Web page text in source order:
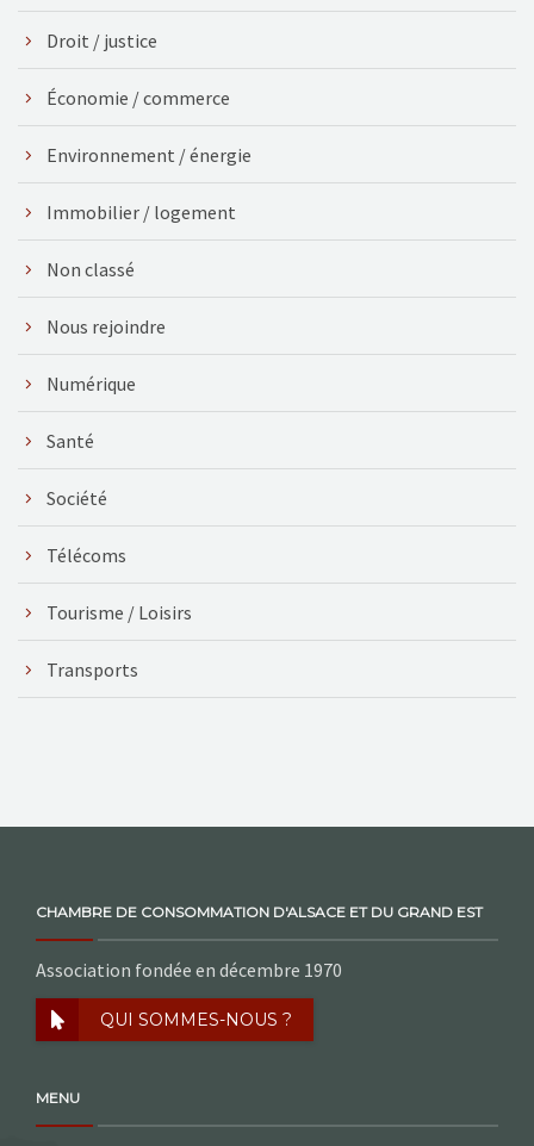
Droit / justice
Économie / commerce
Environnement / énergie
Immobilier / logement
Non classé
Nous rejoindre
Numérique
Santé
Société
Télécoms
Tourisme / Loisirs
Transports
CHAMBRE DE CONSOMMATION D'ALSACE ET DU GRAND EST
Association fondée en décembre 1970
QUI SOMMES-NOUS ?
MENU